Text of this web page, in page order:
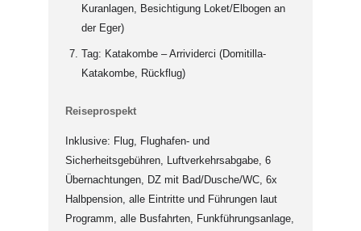
Kuranlagen, Besichtigung Loket/Elbogen an
der Eger)
Tag: Katakombe – Arrividerci (Domitilla-
Katakombe, Rückflug)
Reiseprospekt
Inklusive: Flug, Flughafen- und
Sicherheitsgebühren, Luftverkehrsabgabe, 6
Übernachtungen, DZ mit Bad/Dusche/WC, 6x
Halbpension, alle Eintritte und Führungen laut
Programm, alle Busfahrten, Funkführungsanlage,